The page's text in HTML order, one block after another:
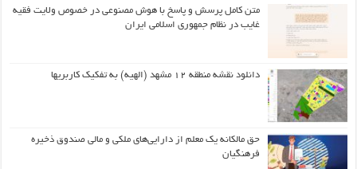
متن کامل پرسش و پاسخ با هوش مصنوعی در خصوص ولایت فقیه
غایب در نظام جمهوری اسلامی ایران
دانلود نقشه منطقه ۱۲ مشهد (الهیه) به تفکیک کاربریها
حق مالکانه یک معلم از دارایی‌های ملکی و مالی صندوق ذخیره
فرهنگیان